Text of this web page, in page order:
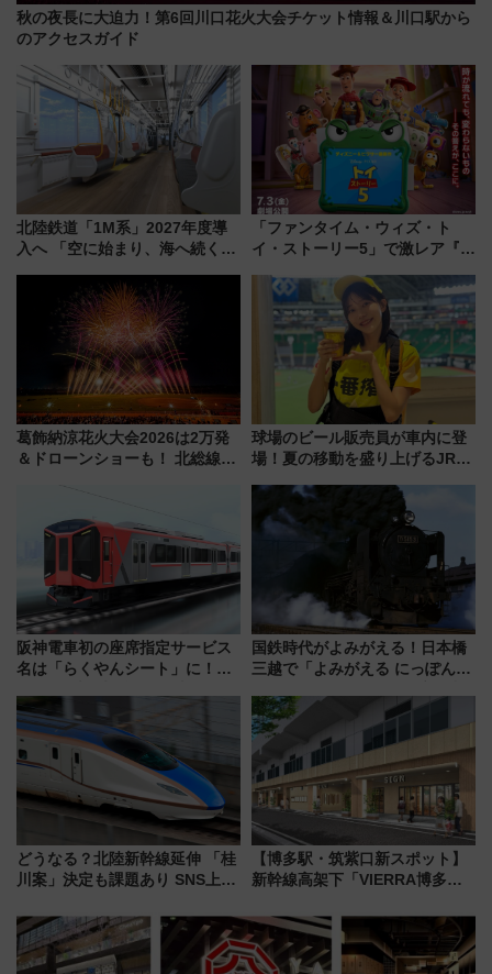
秋の夜長に大迫力！第6回川口花火大会チケット情報＆川口駅から
のアクセスガイド
北陸鉄道「1M系」2027年度導
入へ 「空に始まり、海へ続く」
神秘的なデザイン
「ファンタイム・ウィズ・ト
イ・ストーリー5」で激レア『ロ
デコレーションも徹底解説
葛飾納涼花火大会2026は2万発
＆ドローンショーも！ 北総線を
光まとめ（7/28開催）
球場のビール販売員が車内に登
場！夏の移動を盛り上げるJR九
月7日限定 ソフトバンクホーク
スとコラボ
阪神電車初の座席指定サービス
名は「らくやんシート」に！新
を快適移動
国鉄時代がよみがえる！日本橋
三越で「よみがえる にっぽんの
敬の名作写真も、駅弁フェスも
同時開催！
どうなる？北陸新幹線延伸 「桂
川案」決定も課題あり SNS上の
【博多駅・筑紫口新スポット】
新幹線高架下「VIERRA博多テ
など注目の全6店舗 「博多活憩
通り」も一新